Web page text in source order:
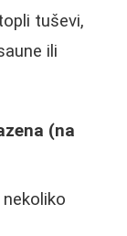
tuševi,
ili
(na